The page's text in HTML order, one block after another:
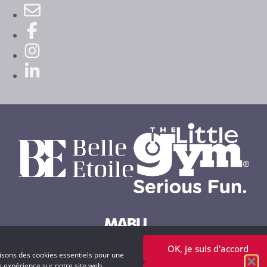
des cookies essentiels pour une
OK, je suis d'accord
Powered by MABU Concepts S.A.